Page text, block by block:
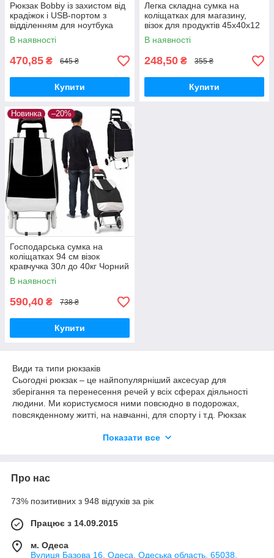
Рюкзак Bobby із захистом від
крадіжок і USB-портом з
відділенням для ноутбука
15,6" та особистих речей
Сірий
В наявності
470,85 ₴ 645 ₴
Купити
Легка складна сумка на
коліщатках для магазину,
візок для продуктів 45х40х12
см, Зелена
В наявності
248,50 ₴ 355 ₴
Купити
Новинка –20%
Господарська сумка на
коліщатках 94 см візок
кравчучка 30л до 40кг Чорний
В наявності
590,40 ₴ 738 ₴
Купити
Види та типи рюкзаків
Сьогодні рюкзак – це найпопулярніший аксесуар для
зберігання та перенесення речей у всіх сферах діяльності
людини. Ми користуємося ними повсюдно в подорожах,
повсякденному житті, на навчанні, для спорту і т.д. Рюкзак
доповнення, а й модного аксесуара.
підготували найдокладніший і детальніший гід за формами,
Види рюкзаків для походів, подорожей та інших активностей
Похідні рюкзаки бувають трьох базових видів: безрамні, із
внутрішнім каркасом та із зовнішнім каркасом. Нижче
розглянемо кожен тип окремо.
Показати все
Про нас
73% позитивних з 948 відгуків за рік
Працює з 14.09.2015
м. Одеса
Вулиця Базова 16, Одеса, Одеська область, 65038,